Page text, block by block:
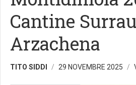
Cantine Surrau
Arzachena
TITO SIDDI 29 NOVEMBRE 2025